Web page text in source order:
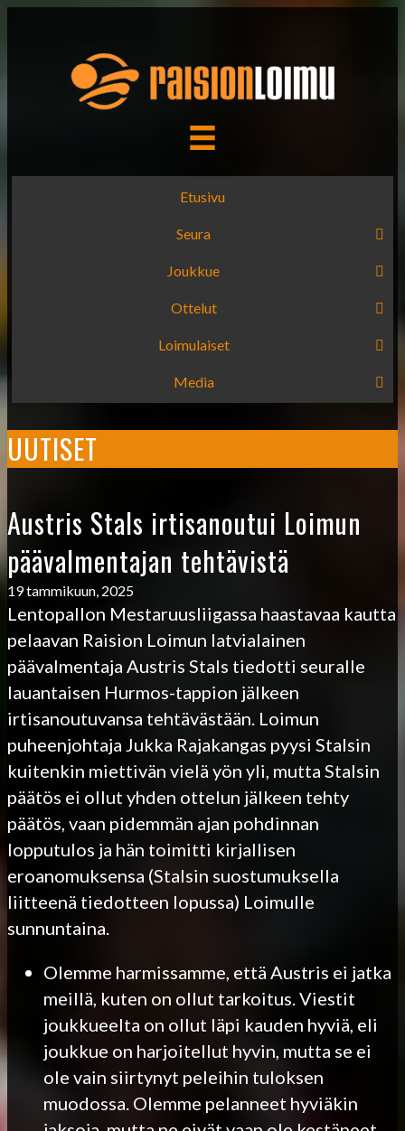
Etusivu
Seura
Joukkue
Ottelut
Loimulaiset
Media
UUTISET
Austris Stals irtisanoutui Loimun
päävalmentajan tehtävistä
19 tammikuun, 2025
Lentopallon Mestaruusliigassa haastavaa kautta
pelaavan Raision Loimun latvialainen
päävalmentaja Austris Stals tiedotti seuralle
lauantaisen Hurmos-tappion jälkeen
irtisanoutuvansa tehtävästään. Loimun
puheenjohtaja Jukka Rajakangas pyysi Stalsin
kuitenkin miettivän vielä yön yli, mutta Stalsin
päätös ei ollut yhden ottelun jälkeen tehty
päätös, vaan pidemmän ajan pohdinnan
lopputulos ja hän toimitti kirjallisen
eroanomuksensa (Stalsin suostumuksella
liitteenä tiedotteen lopussa) Loimulle
sunnuntaina.
Olemme harmissamme, että Austris ei jatka
meillä, kuten on ollut tarkoitus. Viestit
joukkueelta on ollut läpi kauden hyviä, eli
joukkue on harjoitellut hyvin, mutta se ei
ole vain siirtynyt peleihin tuloksen
muodossa. Olemme pelanneet hyviäkin